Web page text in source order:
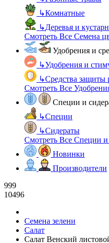
↳Комнатные
↳Деревья и
Смотреть Все Семена
Удобрения и
↳Удобрения и
↳Средства защиты
Смотреть Все
Специи и
↳Специи
↳Сидераты
Смотреть Все Специи и
Новинки
Производители
999
10496
Семена зелени
Салат
Салат Венский